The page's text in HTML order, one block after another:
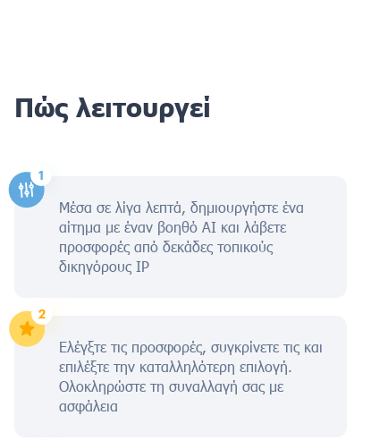
Πώς λειτουργεί
Μέσα σε λίγα λεπτά, δημιουργήστε ένα
αίτημα με έναν βοηθό AI και λάβετε
προσφορές από δεκάδες τοπικούς
δικηγόρους IP
Ελέγξτε τις προσφορές, συγκρίνετε τις και
επιλέξτε την καταλληλότερη επιλογή.
Ολοκληρώστε τη συναλλαγή σας με
ασφάλεια